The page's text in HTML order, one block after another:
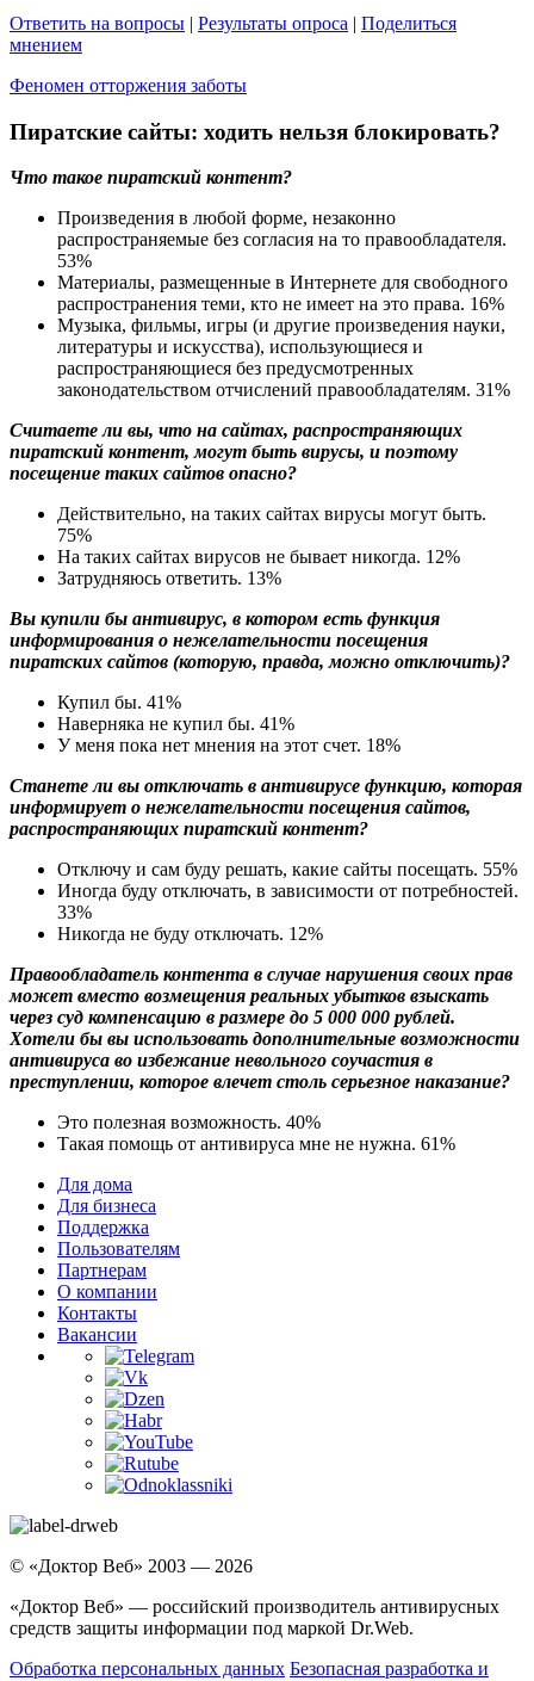
Ответить на вопросы | Результаты опроса | Поделиться
мнением
Феномен отторжения заботы
Пиратские сайты: ходить нельзя блокировать?
Что такое пиратский контент?
Произведения в любой форме, незаконно
распространяемые без согласия на то правообладателя.
53%
Материалы, размещенные в Интернете для свободного
распространения теми, кто не имеет на это права. 16%
Музыка, фильмы, игры (и другие произведения науки,
литературы и искусства), использующиеся и
распространяющиеся без предусмотренных
законодательством отчислений правообладателям. 31%
Считаете ли вы, что на сайтах, распространяющих
пиратский контент, могут быть вирусы, и поэтому
посещение таких сайтов опасно?
Действительно, на таких сайтах вирусы могут быть.
75%
На таких сайтах вирусов не бывает никогда. 12%
Затрудняюсь ответить. 13%
Вы купили бы антивирус, в котором есть функция
информирования о нежелательности посещения
пиратских сайтов (которую, правда, можно отключить)?
Купил бы. 41%
Наверняка не купил бы. 41%
У меня пока нет мнения на этот счет. 18%
Станете ли вы отключать в антивирусе функцию, которая
информирует о нежелательности посещения сайтов,
распространяющих пиратский контент?
Отключу и сам буду решать, какие сайты посещать. 55%
Иногда буду отключать, в зависимости от потребностей.
33%
Никогда не буду отключать. 12%
Правообладатель контента в случае нарушения своих прав
может вместо возмещения реальных убытков взыскать
через суд компенсацию в размере до 5 000 000 рублей.
Хотели бы вы использовать дополнительные возможности
антивируса во избежание невольного соучастия в
преступлении, которое влечет столь серьезное наказание?
Это полезная возможность. 40%
Такая помощь от антивируса мне не нужна. 61%
Для дома
Для бизнеса
Поддержка
Пользователям
Партнерам
О компании
Контакты
Вакансии
© «Доктор Веб» 2003 — 2026
«Доктор Веб» — российский производитель антивирусных
средств защиты информации под маркой Dr.Web.
Обработка персональных данных Безопасная разработка и